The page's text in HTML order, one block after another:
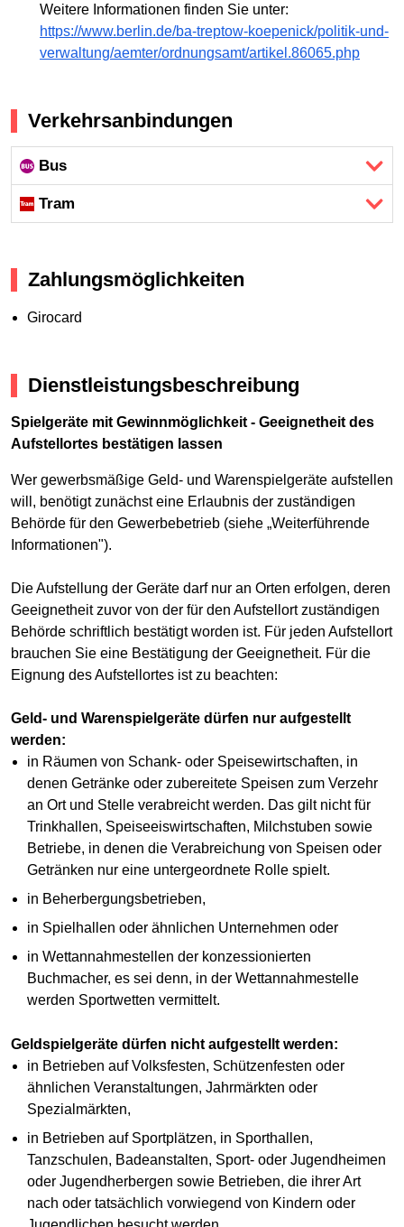
Weitere Informationen finden Sie unter:
https://www.berlin.de/ba-treptow-koepenick/politik-und-
verwaltung/aemter/ordnungsamt/artikel.86065.php
Verkehrsanbindungen
Bus
Tram
Zahlungsmöglichkeiten
Girocard
Dienstleistungsbeschreibung
Spielgeräte mit Gewinnmöglichkeit - Geeignetheit des
Aufstellortes bestätigen lassen
Wer gewerbsmäßige Geld- und Warenspielgeräte aufstellen
will, benötigt zunächst eine Erlaubnis der zuständigen
Behörde für den Gewerbebetrieb (siehe „Weiterführende
Informationen").
Die Aufstellung der Geräte darf nur an Orten erfolgen, deren
Geeignetheit zuvor von der für den Aufstellort zuständigen
Behörde schriftlich bestätigt worden ist. Für jeden Aufstellort
brauchen Sie eine Bestätigung der Geeignetheit. Für die
Eignung des Aufstellortes ist zu beachten:
Geld- und Warenspielgeräte dürfen nur aufgestellt
werden:
in Räumen von Schank- oder Speisewirtschaften, in
denen Getränke oder zubereitete Speisen zum Verzehr
an Ort und Stelle verabreicht werden. Das gilt nicht für
Trinkhallen, Speiseeiswirtschaften, Milchstuben sowie
Betriebe, in denen die Verabreichung von Speisen oder
Getränken nur eine untergeordnete Rolle spielt.
in Beherbergungsbetrieben,
in Spielhallen oder ähnlichen Unternehmen oder
in Wettannahmestellen der konzessionierten
Buchmacher, es sei denn, in der Wettannahmestelle
werden Sportwetten vermittelt.
Geldspielgeräte dürfen nicht aufgestellt werden:
in Betrieben auf Volksfesten, Schützenfesten oder
ähnlichen Veranstaltungen, Jahrmärkten oder
Spezialmärkten,
in Betrieben auf Sportplätzen, in Sporthallen,
Tanzschulen, Badeanstalten, Sport- oder Jugendheimen
oder Jugendherbergen sowie Betrieben, die ihrer Art
nach oder tatsächlich vorwiegend von Kindern oder